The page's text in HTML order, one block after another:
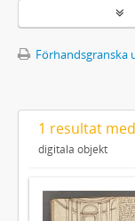
Förhandsgranska
1 resultat
digitala objekt